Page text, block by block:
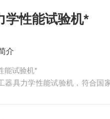
学性能试验机*
介
能试验机*
器具力学性能试验机，符合国